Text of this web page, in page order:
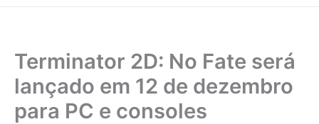
Terminator 2D: No Fate será
lançado em 12 de dezembro
para PC e consoles